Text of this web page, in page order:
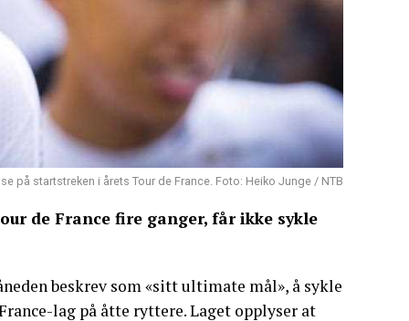
på startstreken i årets Tour de France. Foto: Heiko Junge / NTB
de France fire ganger, får ikke sykle
beskrev som «sitt ultimate mål», å sykle
lag på åtte ryttere. Laget opplyser at